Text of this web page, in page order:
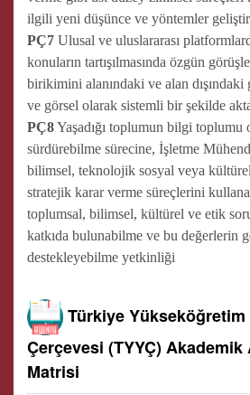
ilgili yeni düşünce ve yöntemler
PÇ7 Ulusal ve uluslararası
konuların tartışılmasında özgün
birikimini alanındaki ve alan dışındaki
ve görsel olarak sistemli bir şekilde
PÇ8Yaşadığı toplumun bilgi toplumu
sürdürebilme sürecine, İşletme
bilimsel, teknolojik sosyal veya
stratejik karar verme süreçlerini
toplumsal, bilimsel, kültürel ve etik
katkıda bulunabilme ve bu değerlerin
destekleyebilme yetkinliği
Türkiye
Çerçevesi (TYYÇ) Akademik
Matrisi